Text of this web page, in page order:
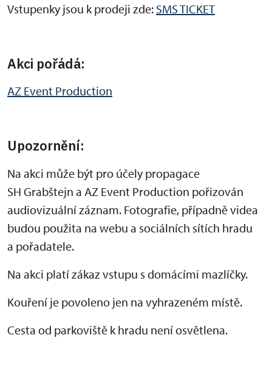
Vstupenky jsou k prodeji zde: SMS TICKET
Akci pořádá:
AZ Event Production
Upozornění:
Na akci může být pro účely propagace
SH Grabštejn a AZ Event Production pořizován
audiovizuální záznam. Fotografie, případně videa
budou použita na webu a sociálních sítích hradu
a pořadatele.
Na akci platí zákaz vstupu s domácími mazlíčky.
Kouření je povoleno jen na vyhrazeném místě.
Cesta od parkoviště k hradu není osvětlena.